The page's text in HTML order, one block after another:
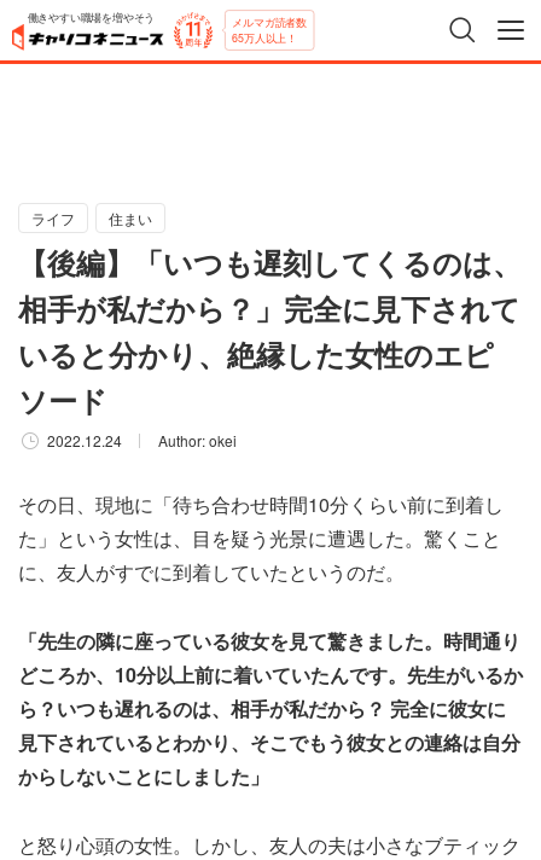
働きやすい職場を増やそう メルマガ読者数
65万人以上！
ライフ 住まい
【後編】「いつも遅刻してくるのは、
相手が私だから？」完全に見下されて
いると分かり、絶縁した女性のエピ
ソード
2022.12.24 Author:okei
その日、現地に「待ち合わせ時間10分くらい前に到着し
た」という女性は、目を疑う光景に遭遇した。驚くこと
に、友人がすでに到着していたというのだ。
「先生の隣に座っている彼女を見て驚きました。時間通り
どころか、10分以上前に着いていたんです。先生がいるか
ら？いつも遅れるのは、相手が私だから？ 完全に彼女に
見下されているとわかり、そこでもう彼女との連絡は自分
からしないことにしました」
と怒り心頭の女性。しかし、友人の夫は小さなブティック